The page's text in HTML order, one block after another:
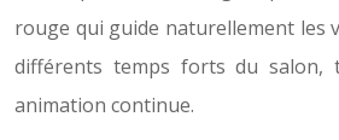
rouge qui guide naturellement les
différents temps forts du
animation continue.